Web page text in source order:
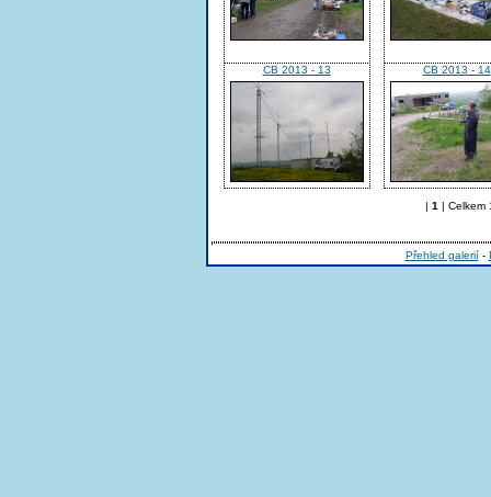
CB 2013 - 13 CB 2013 - 14
| 1 | Celkem
Přehled galerií-